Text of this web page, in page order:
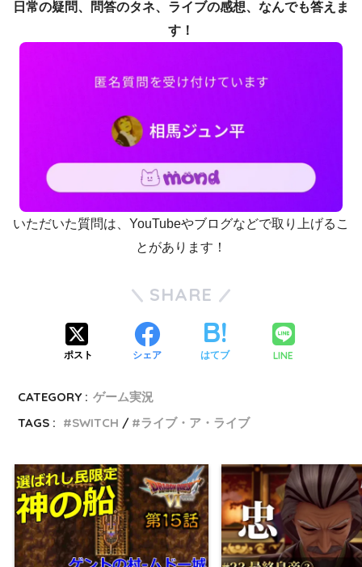
日常の疑問、問答のタネ、ライブの感想、なんでも答えま
す！
いただいた質問は、YouTubeやブログなどで取り上げるこ
とがあります！
SHARE
ポスト シェア はてブ LINE
CATEGORY : ゲーム実況
TAGS :
SWITCH ライブ・ア・ライブ